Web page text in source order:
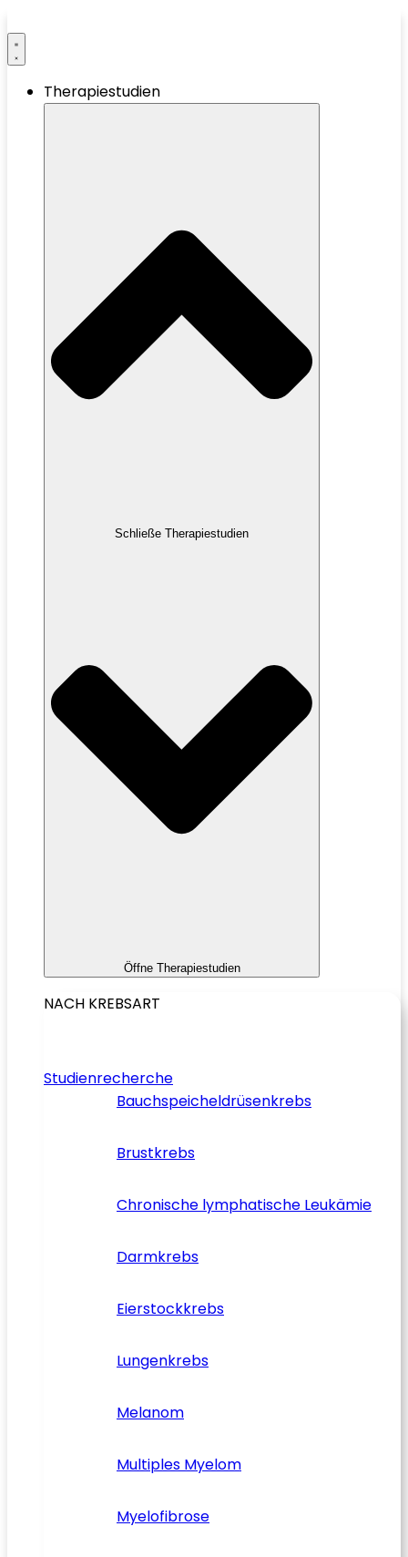
Therapiestudien
Schließe Therapiestudien
Öffne Therapiestudien
NACH KREBSART
Studienrecherche
Bauchspeicheldrüsenkrebs
Brustkrebs
Chronische lymphatische Leukämie
Darmkrebs
Eierstockkrebs
Lungenkrebs
Melanom
Multiples Myelom
Myelofibrose